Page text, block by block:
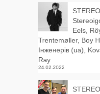
Eels,
Trentemøller, Boy
Інженерів (ua),
Ray
24.02.2022